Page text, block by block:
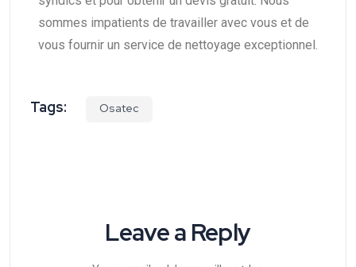
sommes impatients de travailler avec vous et de
vous fournir un service de nettoyage exceptionnel.
Tags: Osatec
Leave a Reply